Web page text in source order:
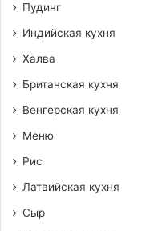
Пудинг
Индийская кухня
Халва
Британская кухня
Венгерская кухня
Меню
Рис
Латвийская кухня
Сыр